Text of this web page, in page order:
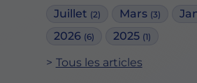
Juillet (2) Mars (3)
2026 (6) 2025 (1)
Tous les articles